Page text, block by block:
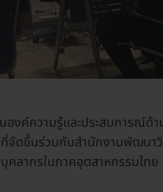
งค์ความรู้และประสบการณ์ด้า
ดขึ้นร่วมกับสำนักงานพัฒนาวิ
ลากรในภาคอุตสาหกรรมไทย